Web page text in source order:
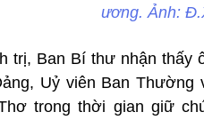
ương. Ảnh:
trị, Ban Bí thư nhận thấy
Uỷ viên Ban Thường
trong thời gian giữ